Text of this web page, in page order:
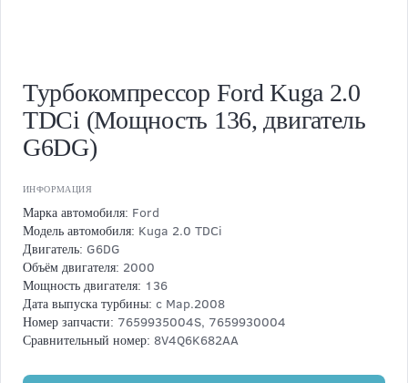
Турбокомпрессор Ford Kuga 2.0
TDCi (Мощность 136, двигатель
G6DG)
ИНФОРМАЦИЯ
Марка автомобиля: Ford
Модель автомобиля: Kuga 2.0 TDCi
Двигатель: G6DG
Объём двигателя: 2000
Мощность двигателя: 136
Дата выпуска турбины: с Мар.2008
Номер запчасти: 7659935004S, 7659930004
Сравнительный номер: 8V4Q6K682AA